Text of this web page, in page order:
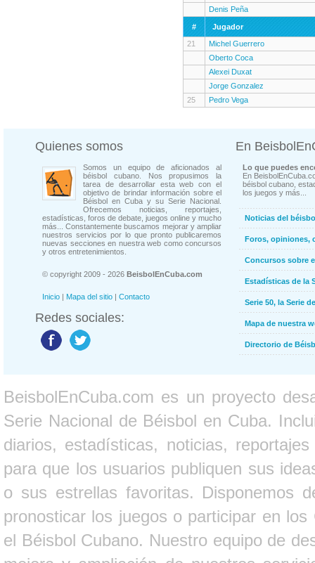
Denis Peña
#
Jugador
21
Michel Guerrero
Oberto Coca
Alexei Duxat
Jorge Gonzalez
25
Pedro Vega
Quienes somos
Somos un equipo de aficionados al
béisbol cubano. Nos propusimos la
tarea de desarrollar esta web con el
objetivo de brindar información sobre el
Béisbol en Cuba y su Serie Nacional.
Ofrecemos noticias, reportajes,
estadísticas, foros de debate, juegos online y mucho
más... Constantemente buscamos mejorar y ampliar
nuestros servicios por lo que pronto publicaremos
nuevas secciones en nuestra web como concursos
y otros entretenimientos.
© copyright 2009 - 2026 BeisbolEnCuba.com
Inicio | Mapa del sitio | Contacto
Redes sociales:
En
Lo que puedes
En
béisbol cubano,
los juegos y más...
Noticias del
Foros, opiniones,
Concursos sobre
Estadísticas de la
Serie 50, la Serie
Mapa de nuestra
Directorio de
BeisbolEnCuba.com es un proyecto
Serie Nacional de Béisbol en Cuba.
diarios, estadísticas, noticias,
para que los usuarios publiquen sus
o sus estrellas favoritas. Disponemos
pronosticar los juegos o participar en
el Béisbol Cubano. Nuestro equipo de